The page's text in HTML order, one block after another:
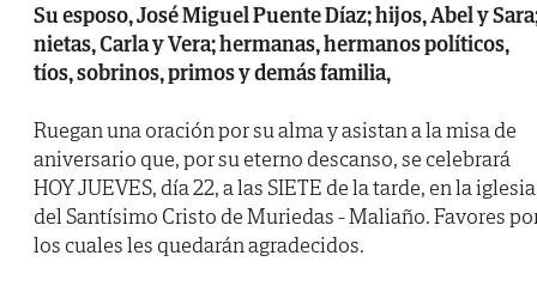
Su esposo, José Miguel Puente Díaz; hijos, Abel y
nietas, Carla y Vera; hermanas, hermanos políticos,
tíos, sobrinos, primos y demás familia,
Ruegan una oración por su alma y asistan a la misa de
aniversario que, por su eterno descanso, se celebrará
HOY JUEVES, día 22, a las SIETE de la tarde, en la iglesia
del Santísimo Cristo de Muriedas - Maliaño. Favores
los cuales les quedarán agradecidos.